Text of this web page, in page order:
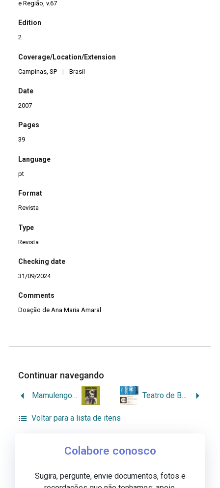
e Região, v.67
Edition
2
Coverage/Location/Extension
Campinas, SP | Brasil
Date
2007
Pages
39
Language
pt
Format
Revista
Type
Revista
Checking date
31/09/2024
Comments
Doação de Ana Maria Amaral
Continuar navegando
Mamulengo v.12 Teatro de Bonecos 1979
Voltar para a lista de itens
Colabore conosco
Sugira, pergunte, envie documentos, fotos e